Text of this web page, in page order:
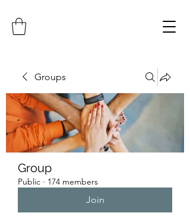
Groups
Group
Public · 174 members
Join